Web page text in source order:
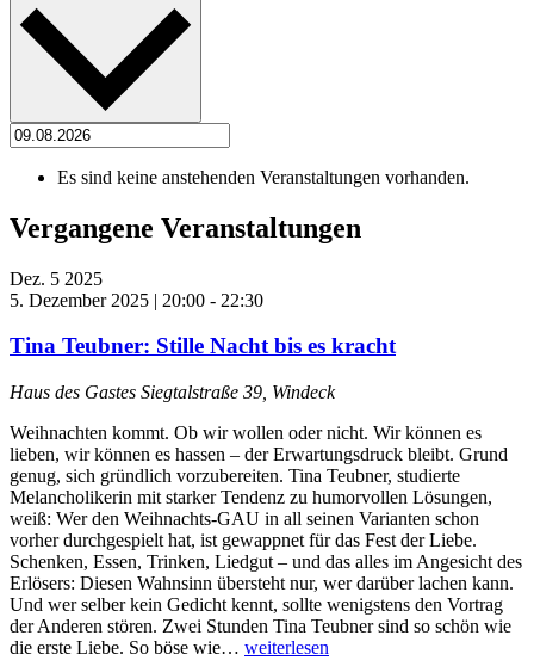
Es sind keine anstehenden Veranstaltungen vorhanden.
Vergangene Veranstaltungen
Dez. 5 2025
5. Dezember 2025 | 20:00 - 22:30
Tina Teubner: Stille Nacht bis es kracht
Haus des Gastes Siegtalstraße 39, Windeck
Weihnachten kommt. Ob wir wollen oder nicht. Wir können es
lieben, wir können es hassen – der Erwartungsdruck bleibt. Grund
genug, sich gründlich vorzubereiten. Tina Teubner, studierte
Melancholikerin mit starker Tendenz zu humorvollen Lösungen,
weiß: Wer den Weihnachts-GAU in all seinen Varianten schon
vorher durchgespielt hat, ist gewappnet für das Fest der Liebe.
Schenken, Essen, Trinken, Liedgut – und das alles im Angesicht des
Erlösers: Diesen Wahnsinn übersteht nur, wer darüber lachen kann.
Und wer selber kein Gedicht kennt, sollte wenigstens den Vortrag
der Anderen stören. Zwei Stunden Tina Teubner sind so schön wie
die erste Liebe. So böse wie… weiterlesen